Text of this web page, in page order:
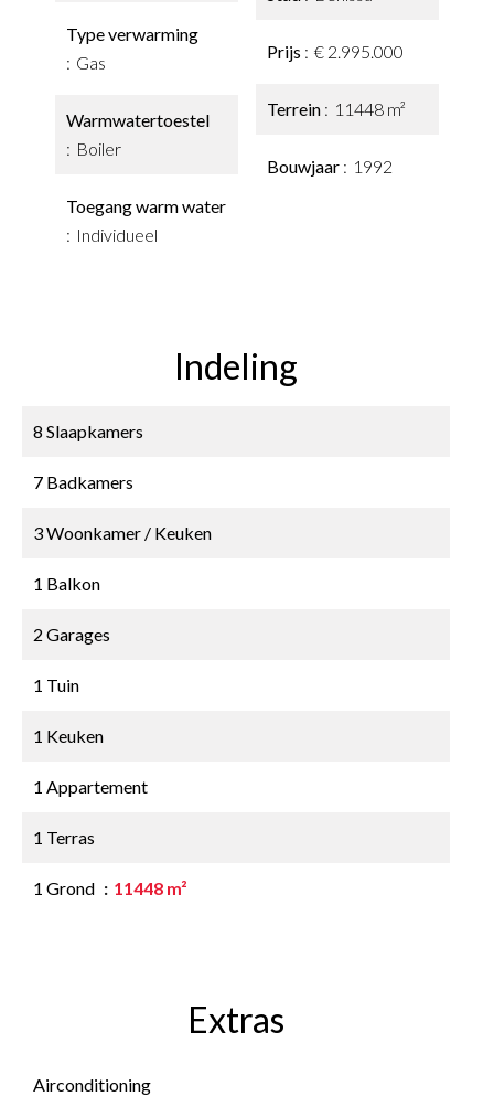
Type verwarming
Gas
Warmwatertoestel
Boiler
Toegang warm water
Individueel
Prijs € 2.995.000
Terrein 11448 m²
Bouwjaar 1992
Indeling
8 Slaapkamers
7 Badkamers
3 Woonkamer / Keuken
1 Balkon
2 Garages
1 Tuin
1 Keuken
1 Appartement
1 Terras
1 Grond 11448 m²
Extras
Airconditioning